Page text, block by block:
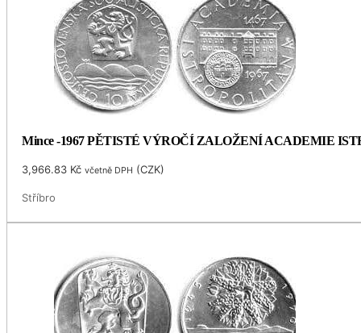
Mince -1967 PĚTISTÉ VÝROČÍ ZALOŽENÍ ACADEMIE
3,966.83 Kč včetně DPH (CZK)
Stříbro